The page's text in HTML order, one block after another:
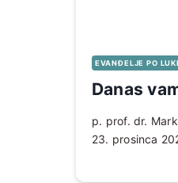
EVANĐELJE PO LUKI
Danas
p. prof. dr.
23. prosinca